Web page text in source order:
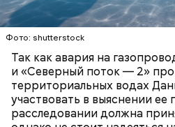
Фото: shutterstock
Так как авария на
и «Северный поток — 2»
территориальных водах
участвовать в выяснении ее
расследовании должна